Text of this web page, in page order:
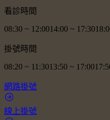
看診時間
08:30 ~ 12:0014:00 ~ 17:30
掛號時間
08:20 ~ 11:3013:50 ~ 17:00
網路掛號
線上掛號